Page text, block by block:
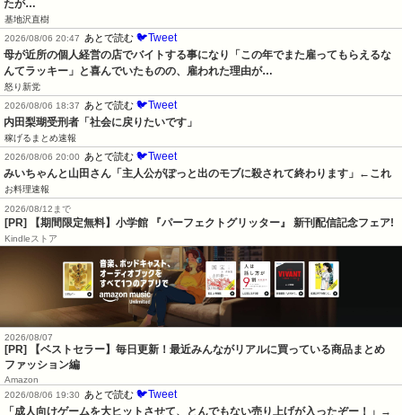
たが…
基地沢直樹
2026/08/06 20:47
あとで読む 🐦Tweet
母が近所の個人経営の店でバイトする事になり「この年でまた雇ってもらえるな
んてラッキー」と喜んでいたものの、雇われた理由が…
怒り新党
2026/08/06 18:37
あとで読む 🐦Tweet
内田梨瑚受刑者「社会に戻りたいです」
稼げるまとめ速報
2026/08/06 20:00
あとで読む 🐦Tweet
みいちゃんと山田さん「主人公がぽっと出のモブに殺されて終わります」←これ
お料理速報
2026/08/12まで
[PR] 【期間限定無料】小学館 『パーフェクトグリッター』 新刊配信記念フェア!
Kindleストア
2026/08/07
[PR] 【ベストセラー】毎日更新！最近みんながリアルに買っている商品まとめ
ファッション編
Amazon
2026/08/06 19:30
あとで読む 🐦Tweet
「成人向けゲームを大ヒットさせて、とんでもない売り上げが入ったぞー！」→